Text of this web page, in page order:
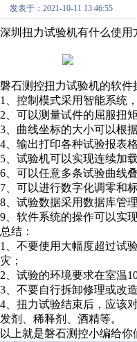
发表于：2021-10-11 13:46:55
深圳扭力试验机有什么使用
磐石测控扭力试验机的软件
1、控制模式采用智能系统
2、可以测量试件的屈服扭
3、曲线坐标的大小可以根
4、输出打印各种试验报表格
5、试验机可以实现连续加
6、可以任意多条试验曲线
7、可以进行数字化调零和标
8、试验数据采用数据库管
9、软件系统的操作可以实
总结：
1、不要使用大幅度超过试
灾；
2、试验的环境要求在室温
3、不要自行拆卸修理或改
4、扭力试验结束后，应该
发剂、稀释剂、酒精等。
以上就是磐石测控小编给